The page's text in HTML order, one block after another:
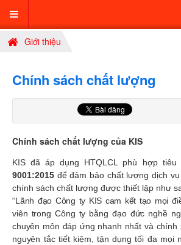
Giới thiệu
Chính sách chất lượng
Chính sách chất lượng của KIS
KIS đã áp dụng HTQLCL phù hợp tiêu
9001:2015 để đảm bảo chất lượng dịch
chính sách chất lượng được thiết lập như
“Lãnh đạo Công ty KIS cam kết tạo mọi
viên trong Công ty bằng đạo đức nghề
chuyên môn đáp ứng nhanh nhất và chính
nguyên tắc tiết kiệm, tận dụng tối đa mọi